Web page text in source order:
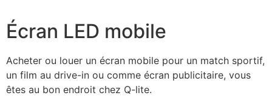
Écran LED mobile
Acheter ou louer un écran mobile pour un match sportif,
un film au drive-in ou comme écran publicitaire, vous
êtes au bon endroit chez Q-lite.